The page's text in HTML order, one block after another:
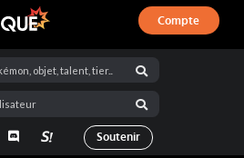
Compte
Discord La Salty Room sur Pokémon
Soutenir